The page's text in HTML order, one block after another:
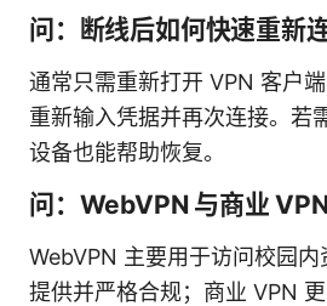
问：断线后如何快速重新连
通常只需重新打开 VPN 客户端
重新输入凭据并再次连接。若
设备也能帮助恢复。
问：WebVPN 与商业
WebVPN 主要用于访问校园
提供并严格合规；商业 VPN